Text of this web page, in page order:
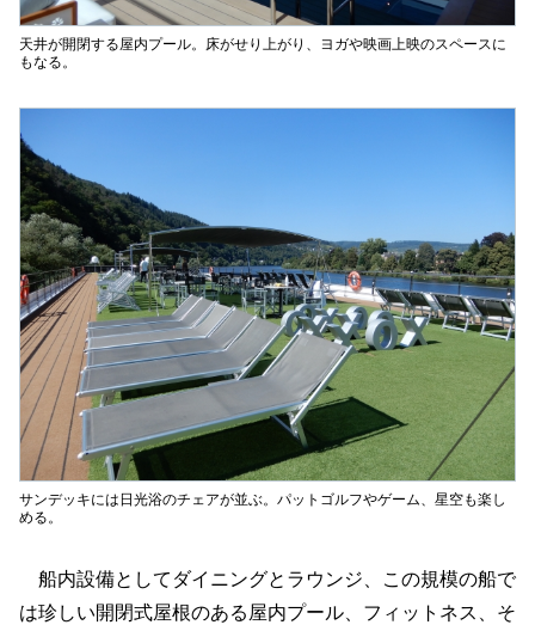
天井が開閉する屋内プール。床がせり上がり、ヨガや映画上映のスペースに
もなる。
サンデッキには日光浴のチェアが並ぶ。パットゴルフやゲーム、星空も楽し
める。
船内設備としてダイニングとラウンジ、この規模の船で
は珍しい開閉式屋根のある屋内プール、フィットネス、そ